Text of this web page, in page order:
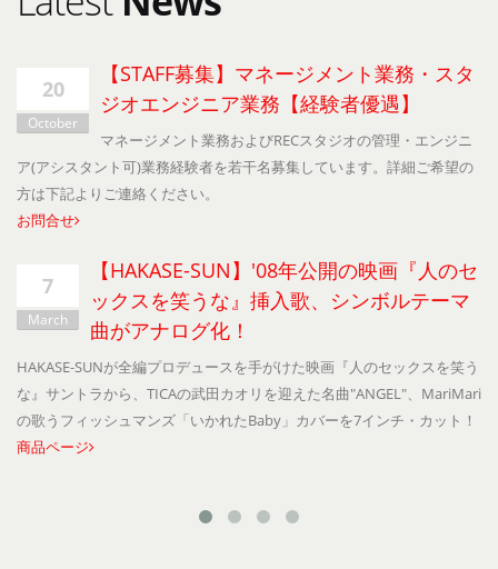
20
October
【STAFF募集】マネージメント業務・スタ
ジオエンジニア業務【経験者優遇】
マネージメント業務およびRECスタジオの管理・エンジニ
ア(アシスタント可)業務経験者を若干名募集しています。詳細ご希望の
方は下記よりご連絡ください。
お問合せ
7
March
【HAKASE-SUN】'08年公開の映画『人のセ
ックスを笑うな』挿入歌、シンボルテーマ
曲がアナログ化！
HAKASE-SUNが全編プロデュースを手がけた映画『人のセックスを笑う
な』サントラから、TICAの武田カオリを迎えた名曲"ANGEL"、MariMari
の歌うフィッシュマンズ「いかれたBaby」カバーを7インチ・カット！
商品ページ